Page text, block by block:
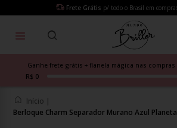
Frete Grátis p/ todo o Brasil em
Ganhe frete grátis + flanela mágica nas
R$ 0
Início |
Berloque Charm Separador Murano Azul